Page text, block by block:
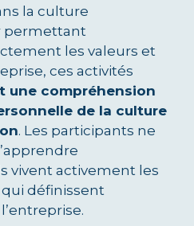
la culture
permettant
les valeurs et
ces activités
une compréhension
de la culture
. Les participants ne
vivent activement les
définissent